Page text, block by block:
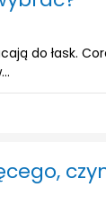
do łask.